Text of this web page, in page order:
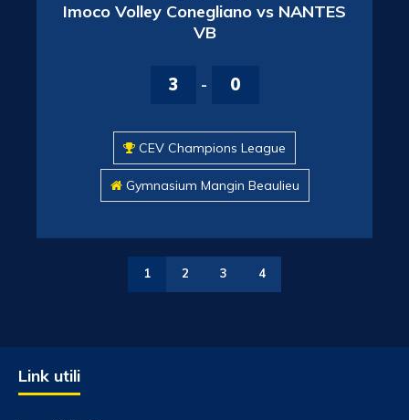
Imoco Volley Conegliano vs NANTES
VB
3 - 0
CEV Champions League
Gymnasium Mangin Beaulieu
1 2 3 4
Link utili